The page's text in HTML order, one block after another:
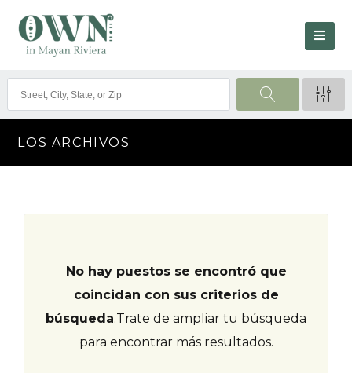
LOS ARCHIVOS
No hay puestos se encontró que
coincidan con sus criterios de
búsqueda.Trate de ampliar tu búsqueda
para encontrar más resultados.